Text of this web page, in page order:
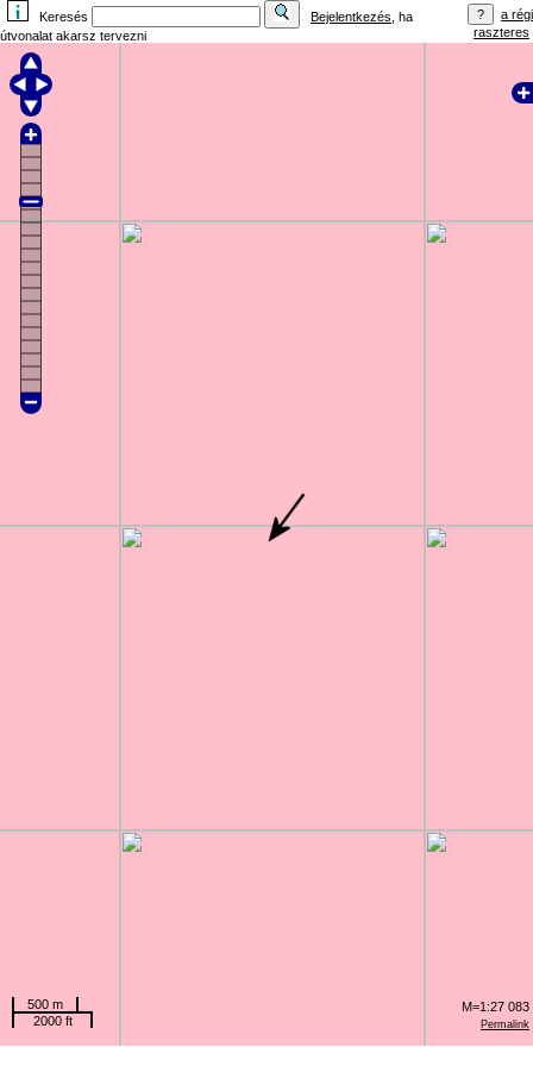
Keresés Bejelentkezés , ha
útvonalat akarsz tervezni
a régi
raszteres
Permalink
500 m
2000 ft
M=1:27 083